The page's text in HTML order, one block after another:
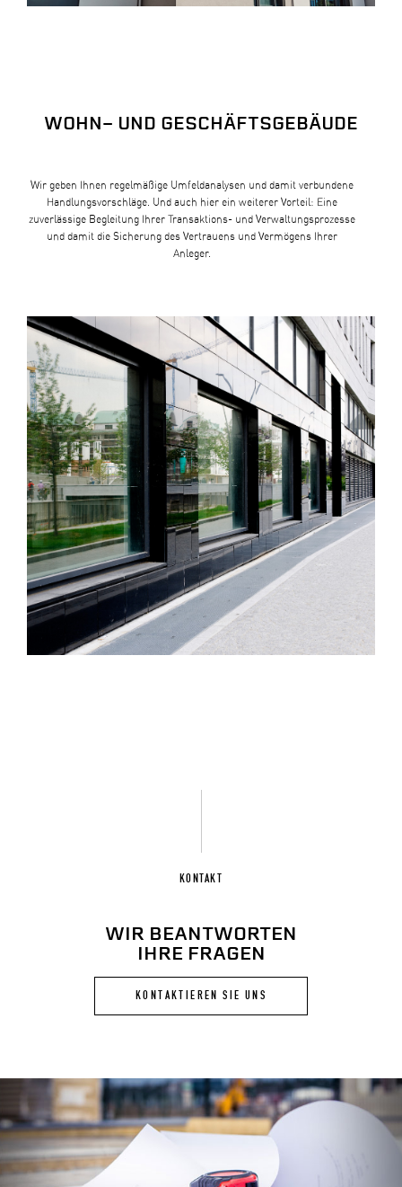
WOHN- UND GESCHÄFTSGEBÄUDE
Wir geben Ihnen regelmäßige Umfeldanalysen und damit verbundene
Handlungsvorschläge. Und auch hier ein weiterer Vorteil: Eine
zuverlässige Begleitung Ihrer Transaktions- und Verwaltungsprozesse
und damit die Sicherung des Vertrauens und Vermögens Ihrer
Anleger.
KONTAKT
WIR BEANTWORTEN
IHRE FRAGEN
KONTAKTIEREN SIE UNS